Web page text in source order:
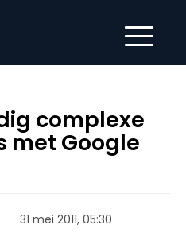
complexe
met Google
31 mei 2011, 05:30